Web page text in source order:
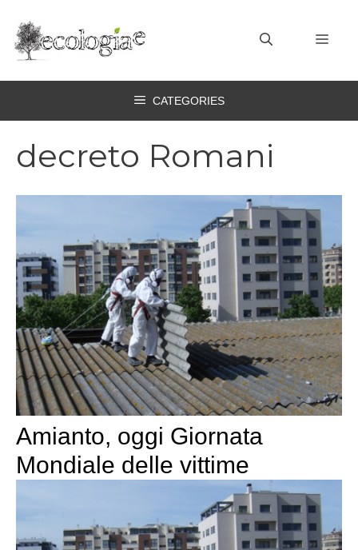
contenuto
CATEGORIES
decreto Romani
Amianto, oggi Giornata
Mondiale delle vittime